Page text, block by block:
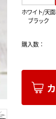
ホワイト/天面
ブラック
購入数：